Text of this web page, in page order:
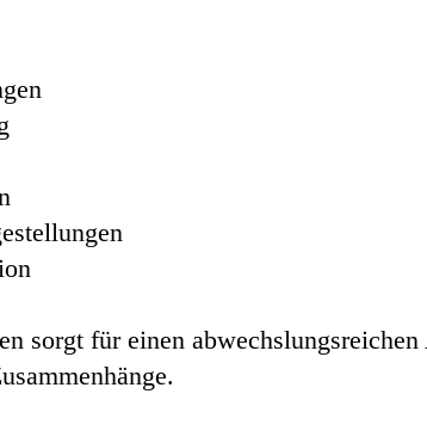
sorgt für einen